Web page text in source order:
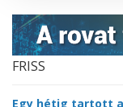
FRISS
Egy hétig tartott